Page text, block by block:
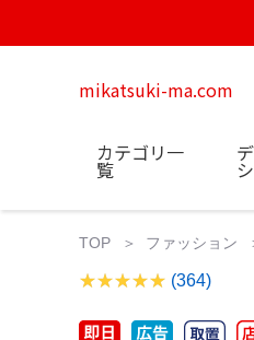
mikatsuki-ma.com
カテゴリ一
覧 シ
TOP ファッション
(364)